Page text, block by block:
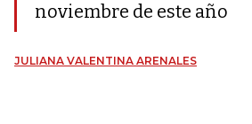
noviembre de este año
JULIANA VALENTINA ARENALES